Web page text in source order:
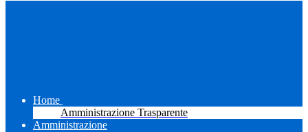
Home
Amministrazione Trasparente
Amministrazione